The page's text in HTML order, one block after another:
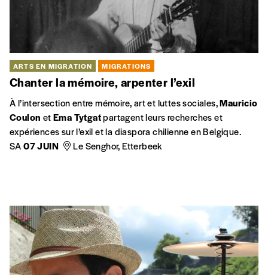
ARTS EN MIGRATION MIGRATIONS
Chanter la mémoire, arpenter l’exil
À l’intersection entre mémoire, art et luttes sociales,Mauricio
Coulon etEma Tytgatpartagent leurs recherches et
expériences sur l’exil et la diaspora chilienne en Belgique.
SA07 JUIN Le Senghor, Etterbeek